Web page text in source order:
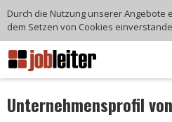
Unternehmensprofil von
Durch die Nutzung unserer Angebote
dem Setzen von Cookies